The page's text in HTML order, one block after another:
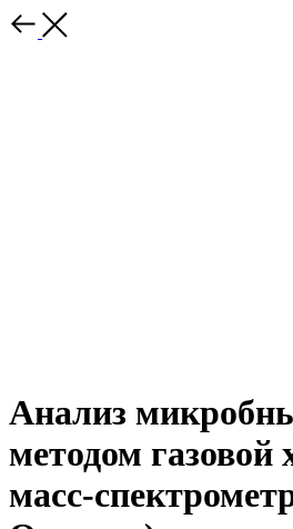
Анализ
методом газовой
масс-